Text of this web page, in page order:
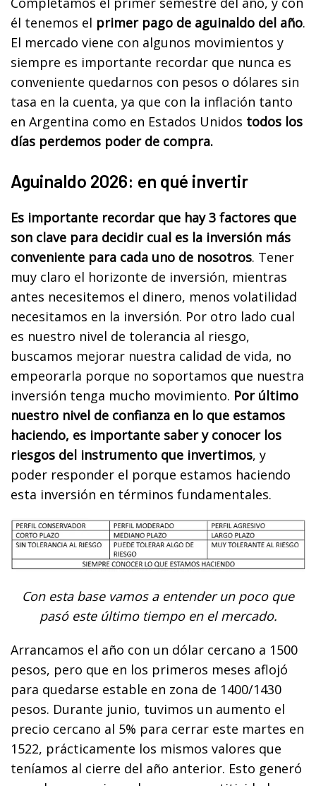
él tenemos el primer pago de aguinaldo del año.
El mercado viene con algunos movimientos y
siempre es importante recordar que nunca es
conveniente quedarnos con pesos o dólares sin
tasa en la cuenta, ya que con la inflación tanto
en Argentina como en Estados Unidos todos los
días perdemos poder de compra.
Aguinaldo 2026: en qué invertir
Es importante recordar que hay 3 factores que
son clave para decidir cual es la inversión más
conveniente para cada uno de nosotros. Tener
muy claro el horizonte de inversión, mientras
antes necesitemos el dinero, menos volatilidad
necesitamos en la inversión. Por otro lado cual
es nuestro nivel de tolerancia al riesgo,
buscamos mejorar nuestra calidad de vida, no
empeorarla porque no soportamos que nuestra
inversión tenga mucho movimiento. Por último
nuestro nivel de confianza en lo que estamos
haciendo, es importante saber y conocer los
riesgos del instrumento que invertimos, y
poder responder el porque estamos haciendo
esta inversión en términos fundamentales.
Con esta base vamos a entender un poco que
pasó este último tiempo en el mercado.
Arrancamos el año con un dólar cercano a 1500
pesos, pero que en los primeros meses aflojó
para quedarse estable en zona de 1400/1430
pesos. Durante junio, tuvimos un aumento el
precio cercano al 5% para cerrar este martes en
1522, prácticamente los mismos valores que
teníamos al cierre del año anterior. Esto generó